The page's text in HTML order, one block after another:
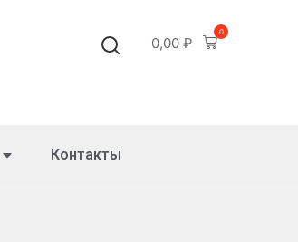
0,00 ₽
0
Контакты